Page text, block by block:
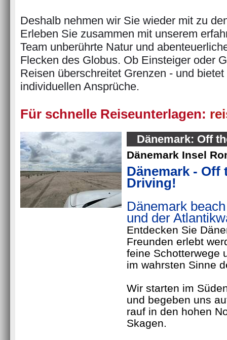
Deshalb nehmen wir Sie wieder mit zu
Erleben Sie zusammen mit unserem
Team unberührte Natur und
Flecken des Globus. Ob Einsteiger oder
Reisen überschreitet Grenzen - und
individuellen Ansprüche.
Für schnelle Reiseunterlagen:
Dänemark: Off
Dänemark Insel
Dänemark - Off
Driving!
Dänemark
und der
Entdecken Sie
Freunden erlebt
feine Schotterwege
im wahrsten Sinne
Wir starten im
und begeben uns
rauf in den hohen
Skagen.